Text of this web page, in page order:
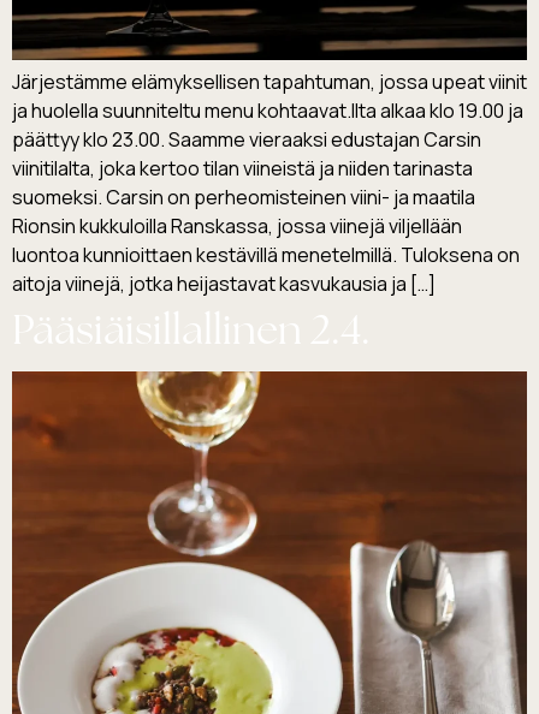
Järjestämme elämyksellisen tapahtuman, jossa upeat viinit
ja huolella suunniteltu menu kohtaavat.Ilta alkaa klo 19.00 ja
päättyy klo 23.00. Saamme vieraaksi edustajan Carsin
viinitilalta, joka kertoo tilan viineistä ja niiden tarinasta
suomeksi. Carsin on perheomisteinen viini- ja maatila
Rionsin kukkuloilla Ranskassa, jossa viinejä viljellään
luontoa kunnioittaen kestävillä menetelmillä. Tuloksena on
aitoja viinejä, jotka heijastavat kasvukausia ja […]
Pääsiäisillallinen 2.4.